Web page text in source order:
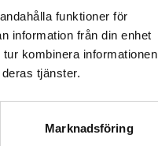
funktioner för
information från din enhet
kombinera informationen
tjänster.
Marknadsföring